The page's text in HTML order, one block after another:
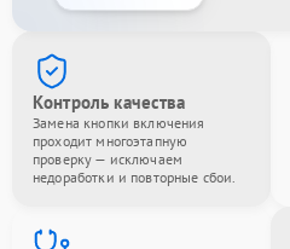
Контроль качества
Замена кнопки включения
проходит многоэтапную
проверку — исключаем
недоработки и повторные сбои.